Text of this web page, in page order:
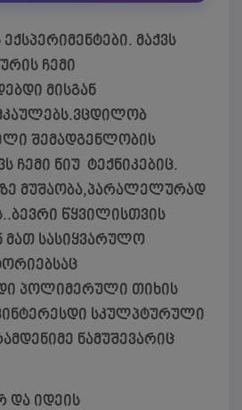
მაქვს
ჩემი
მისგან
შემადგენლობის
ჩემი ნიუ ტექნიკებიც.
მუშაობა,პარალელურად
წყვილისთვის
მათ სასიყვარულო
პოლიმერული თიხის
სკულპტურული
ნამუშევარიც
და იდეის